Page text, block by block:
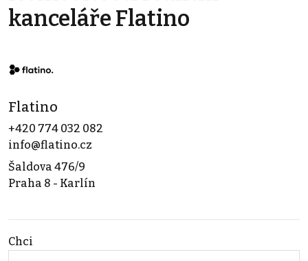
kanceláře Flatino
Flatino
+420 774 032 082
info@flatino.cz
Šaldova 476/9
Praha 8 - Karlín
Chci